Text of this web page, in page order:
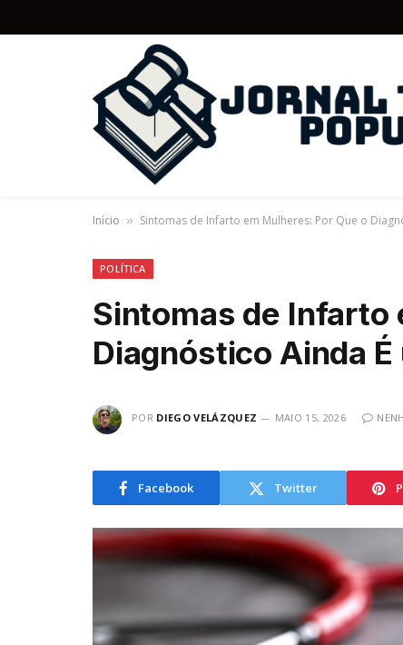
Início » Sintomas de Infarto em Mulheres: Por Que o
POLÍTICA
Sintomas de Infarto
Diagnóstico Ainda
POR DIEGO VELÁZQUEZ MAIO 15, 2026
Facebook Twitter